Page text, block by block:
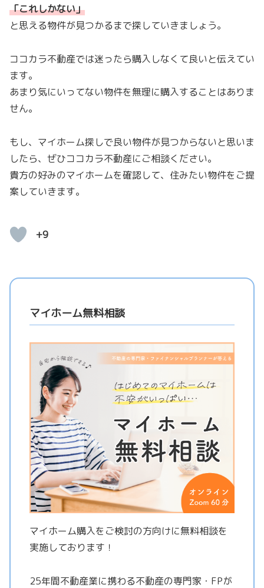
「これしかない」
と思える物件が見つかるまで探していきましょう。
ココカラ不動産では迷ったら購入しなくて良いと伝えてい
ます。
あまり気にいってない物件を無理に購入することはありま
せん。
もし、マイホーム探しで良い物件が見つからないと思いま
したら、ぜひココカラ不動産にご相談ください。
貴方の好みのマイホームを確認して、住みたい物件をご提
案していきます。
+9
マイホーム無料相談
マイホーム購入をご検討の方向けに無料相談を
実施しております！
25年間不動産業に携わる不動産の専門家・FPが